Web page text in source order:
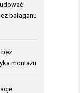
bałaganu
bez
montażu